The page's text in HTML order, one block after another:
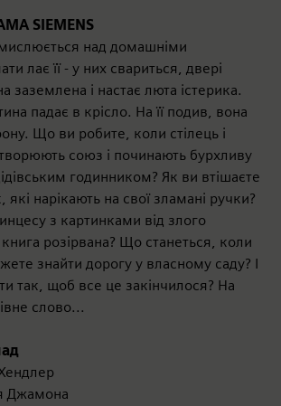
SIEMENS
над домашніми
лає її - у них свариться, двері
заземлена і настає люта істерика.
падає в крісло. На її подив, вона
Що ви робите, коли стілець і
союз і починають бурхливу
годинником? Як ви втішаєте
нарікають на свої зламані ручки?
з картинками від злого
розірвана? Що станеться, коли
знайти дорогу у власному саду? І
так, щоб все це закінчилося? На
слово...
Джамона